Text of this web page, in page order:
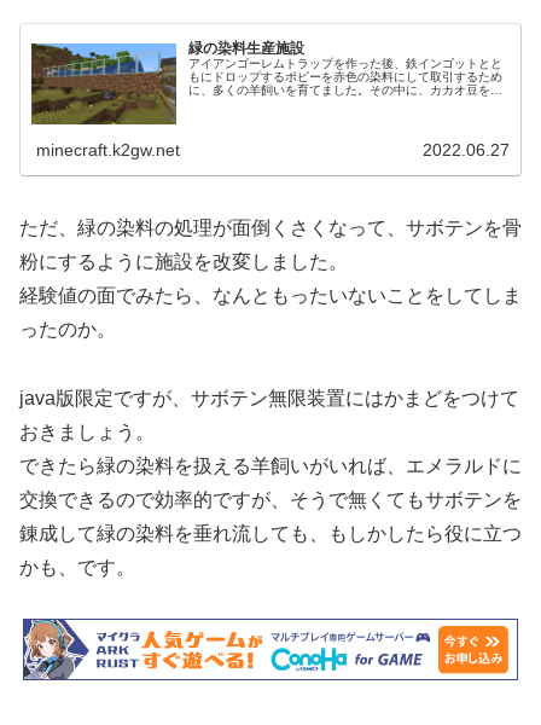
緑の染料生産施設
アイアンゴーレムトラップを作った後、鉄インゴットとと
もにドロップするポピーを赤色の染料にして取引するため
に、多くの羊飼いを育てました。その中に、カカオ豆をク
minecraft.k2gw.net 2022.06.27
ただ、緑の染料の処理が面倒くさくなって、サボテンを骨
粉にするように施設を改変しました。
経験値の面でみたら、なんともったいないことをしてしま
ったのか。
java版限定ですが、サボテン無限装置にはかまどをつけて
おきましょう。
できたら緑の染料を扱える羊飼いがいれば、エメラルドに
交換できるので効率的ですが、そうで無くてもサボテンを
錬成して緑の染料を垂れ流しても、もしかしたら役に立つ
かも、です。